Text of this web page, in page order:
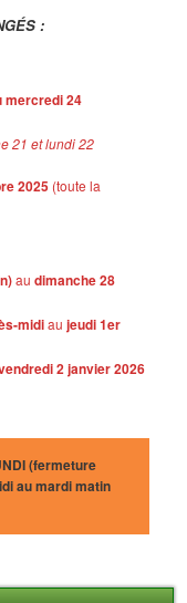
:
mercredi 24
21 et lundi 22
2025 (toute la
audimanche 28
midiaujeudi 1er
2 janvier 2026
(fermeture
au mardi matin